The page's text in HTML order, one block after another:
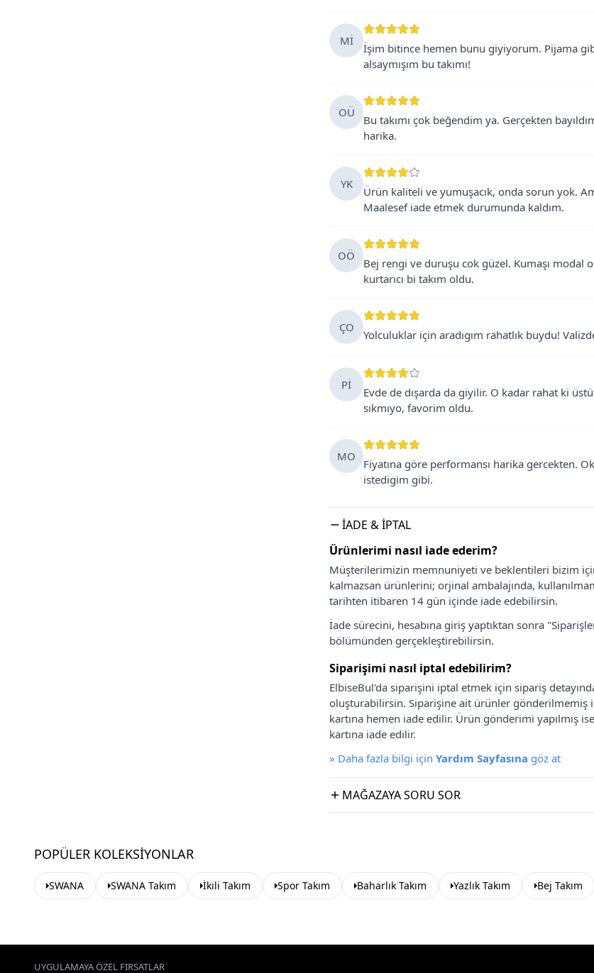
Mİ
İşim bitince hemen bunu giyiyorum. Pijama
alsaymışım bu takımı!
OÜ
Bu takımı çok beğendim ya. Gerçekten
harika.
YK
Ürün kaliteli ve yumuşacık, onda sorun yok.
Maalesef iade etmek durumunda kaldım.
OÖ
Bej rengi ve duruşu cok güzel. Kumaşı modal
kurtarıcı bi takım oldu.
ÇO
Yolculuklar için aradıgım rahatlık buydu!
Pİ
Evde de dışarda da giyilir. O kadar rahat ki
sıkmıyo, favorim oldu.
MO
Fiyatına göre performansı harika gercekten.
istedigim gibi.
İADE & İPTAL
Ürünlerimi nasıl iade ederim?
Müşterilerimizin memnuniyeti ve beklentileri bizim
kalmazsan ürünlerini; orjinal ambalajında,
tarihten itibaren 14 gün içinde iade edebilirsin.
İade sürecini, hesabına giriş yaptıktan sonra
bölümünden gerçekleştirebilirsin.
Siparişimi nasıl iptal edebilirim?
ElbiseBul'da siparişini iptal etmek için sipariş
oluşturabilirsin. Siparişine ait ürünler gönderilmemiş
kartına hemen iade edilir. Ürün gönderimi yapılmış
kartına iade edilir.
» Daha fazla bilgi için Yardım Sayfasına göz at
MAĞAZAYA SORU SOR
POPÜLER KOLEKSIYONLAR
SWANA SWANA Takım İkili Takım Spor Takım Baharlık Takım Yazlık Takım Bej Takım
UYGULAMAYA ÖZEL FIRSATLAR